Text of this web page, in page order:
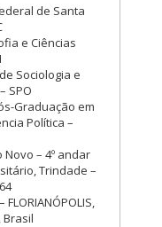
de Santa
e Ciências
Sociologia e
SPO
Graduação em
Política –
Novo – 4º andar
Trindade –
FLORIANÓPOLIS,
Brasil